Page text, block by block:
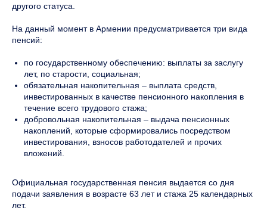
другого статуса.
На данный момент в Армении предусматривается три вида
пенсий:
по государственному обеспечению: выплаты за заслугу
лет, по старости, социальная;
обязательная накопительная – выплата средств,
инвестированных в качестве пенсионного накопления в
течение всего трудового стажа;
добровольная накопительная – выдача пенсионных
накоплений, которые сформировались посредством
инвестирования, взносов работодателей и прочих
вложений.
Официальная государственная пенсия выдается со дня
подачи заявления в возрасте 63 лет и стажа 25 календарных
лет.